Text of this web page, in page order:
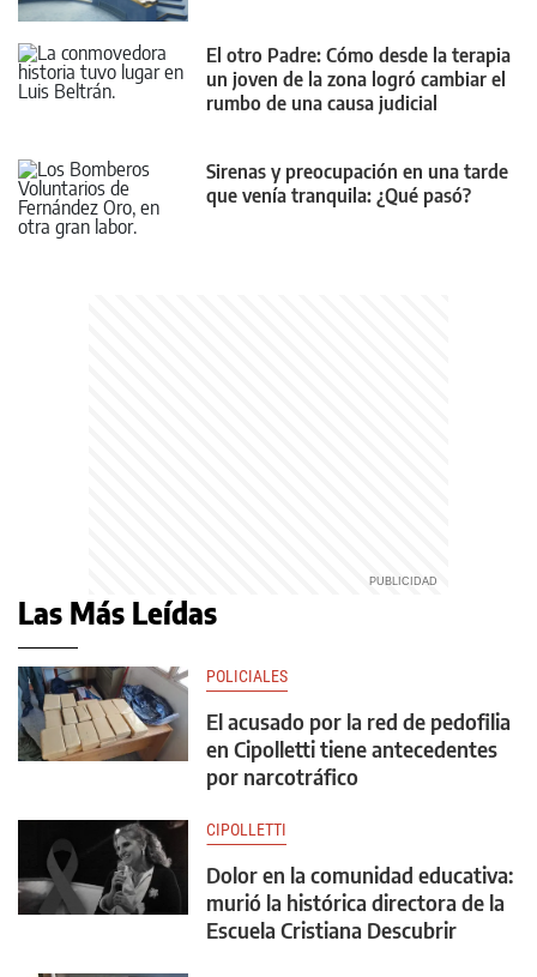
El otro Padre: Cómo desde la terapia
un joven de la zona logró cambiar el
rumbo de una causa judicial
Sirenas y preocupación en una tarde
que venía tranquila: ¿Qué pasó?
Las Más Leídas
POLICIALES
El acusado por la red de pedofilia
en Cipolletti tiene antecedentes
por narcotráfico
CIPOLLETTI
Dolor en la comunidad educativa:
murió la histórica directora de la
Escuela Cristiana Descubrir